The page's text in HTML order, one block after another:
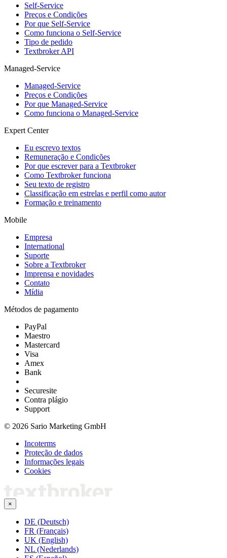
Self-Service
Preços e Condições
Por que Self-Service
Como funciona o Self-Service
Tipo de pedido
Textbroker API
Managed-Service
Managed-Service
Preços e Condições
Por que Managed-Service
Como funciona o Managed-Service
Expert Center
Eu escrevo textos
Remuneração e Condições
Por que escrever para a Textbroker
Como Textbroker funciona
Seu texto de registro
Classificação em estrelas e perfil como autor
Formação e treinamento
Mobile
Empresa
International
Suporte
Sobre a Textbroker
Imprensa e novidades
Contato
Mídia
Métodos de pagamento
PayPal
Maestro
Mastercard
Visa
Amex
Bank
Securesite
Contra plágio
Support
© 2026 Sario Marketing GmbH
Incoterms
Proteção de dados
Informações legais
Cookies
×
DE (Deutsch)
FR (Français)
UK (English)
NL (Nederlands)